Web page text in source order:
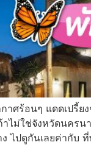
ศร้อนๆ แดดเปรี้
าไม่ใช่จังหวัดนคร
ง ไปดูกันเลยค่ากั